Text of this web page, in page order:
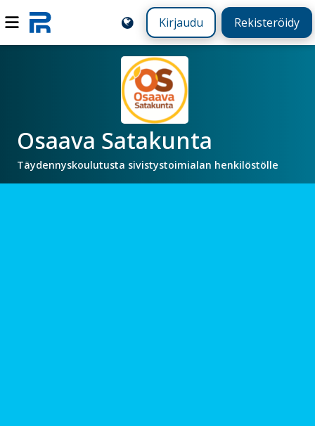
Kirjaudu Rekisteröidy
Osaava Satakunta
Täydennyskoulutusta sivistystoimialan henkilöstölle